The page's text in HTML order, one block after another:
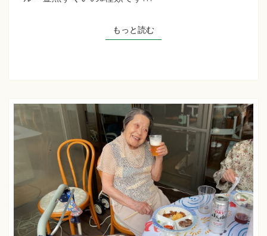
ち
ス
もっと読むもっと読む